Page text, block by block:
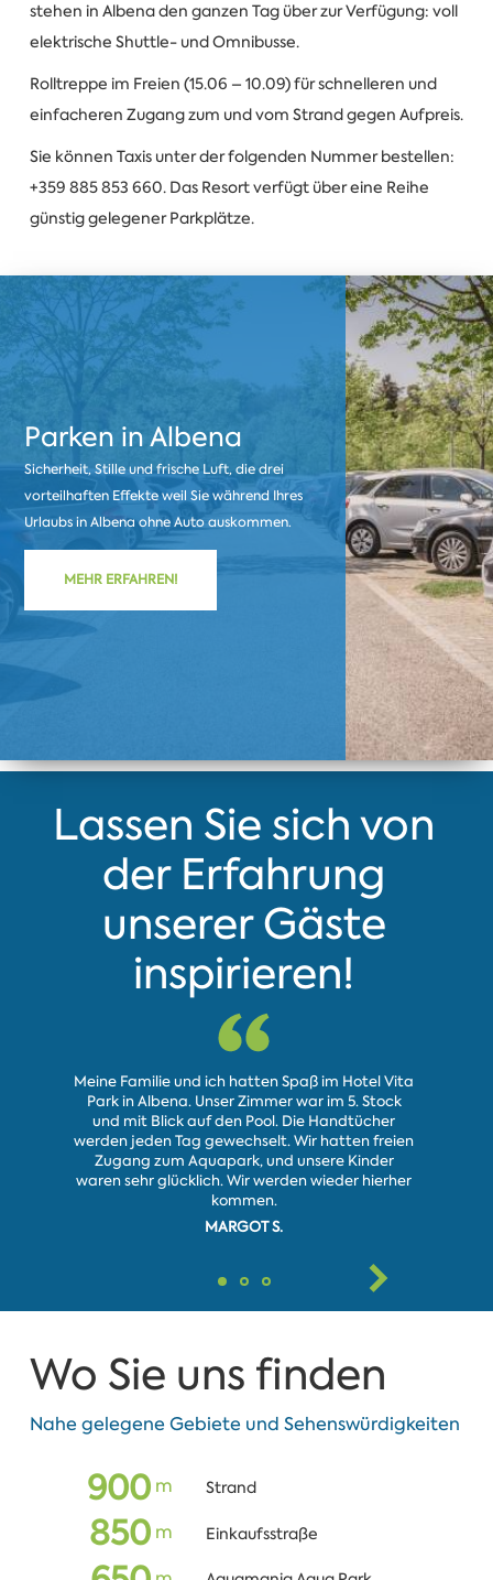
stehen in Albena den ganzen Tag über zur Verfügung: voll
elektrische Shuttle- und Omnibusse.
Rolltreppe im Freien (15.06 – 10.09) für schnelleren und
einfacheren Zugang zum und vom Strand gegen Aufpreis.
Sie können Taxis unter der folgenden Nummer bestellen:
+359 885 853 660. Das Resort verfügt über eine Reihe
günstig gelegener Parkplätze.
Parken in Albena
Sicherheit, Stille und frische Luft, die drei
vorteilhaften Effekte weil Sie während Ihres
Urlaubs in Albena ohne Auto auskommen.
MEHR ERFAHREN!
Lassen Sie sich von
der Erfahrung
unserer Gäste
inspirieren!
Meine Familie und ich hatten Spaß im Hotel Vita
Park in Albena. Unser Zimmer war im 5. Stock
und mit Blick auf den Pool. Die Handtücher
werden jeden Tag gewechselt. Wir hatten freien
Zugang zum Aquapark, und unsere Kinder
waren sehr glücklich. Wir werden wieder hierher
kommen.
MARGOT S.
Wo Sie uns finden
Nahe gelegene Gebiete und Sehenswürdigkeiten
900m Strand
850m Einkaufsstraße